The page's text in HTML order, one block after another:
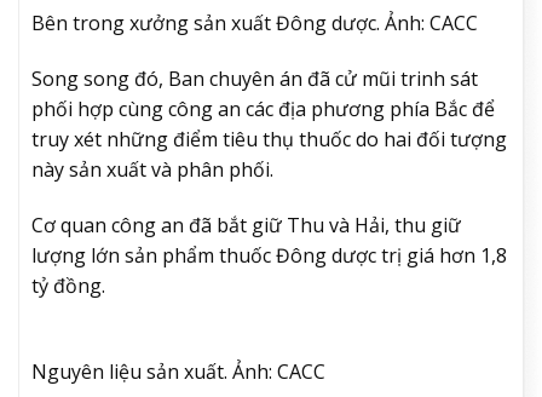
Bên trong xưởng sản xuất Đông dược. Ảnh: CACC
Song song đó, Ban chuyên án đã cử mũi trinh sát
phối hợp cùng công an các địa phương phía Bắc để
truy xét những điểm tiêu thụ thuốc do hai đối tượng
này sản xuất và phân phối.
Cơ quan công an đã bắt giữ Thu và Hải, thu giữ
lượng lớn sản phẩm thuốc Đông dược trị giá hơn 1,8
tỷ đồng.
Nguyên liệu sản xuất. Ảnh: CACC